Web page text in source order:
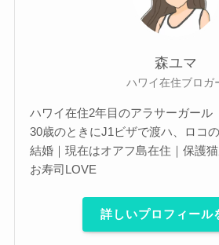
森ユマ
ハワイ在住ブロガ
ハワイ在住2年目のアラサーガール
30歳のときにJ1ビザで渡ハ、ロコ
結婚｜現在はオアフ島在住｜保護猫
お寿司LOVE
詳しいプロフィール